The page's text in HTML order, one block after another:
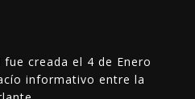
creada el 4 de Enero
informativo entre la